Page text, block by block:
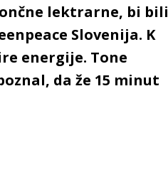
lektrarne, bi bili
Slovenija. K
energije. Tone
da že 15 minut